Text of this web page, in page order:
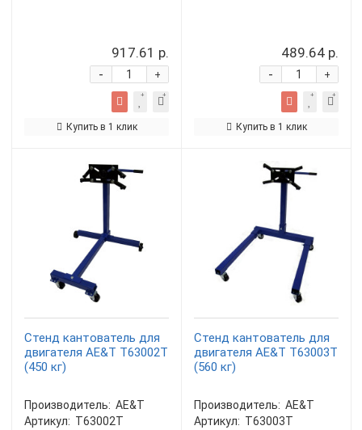
917.61 р.
+
-
Купить в 1 клик
489.64 р.
+
-
Купить в 1 клик
Стенд кантователь для
двигателя AE&T T63002T
(450 кг)
Производитель: AE&T
Артикул: T63002T
Стенд кантователь для
двигателя AE&T T63003T
(560 кг)
Производитель: AE&T
Артикул: T63003T